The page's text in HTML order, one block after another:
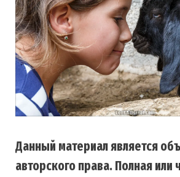
Данный материал является
авторского права. Полная или